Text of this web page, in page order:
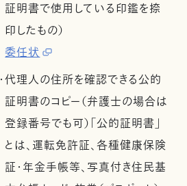
証明書で使用している印鑑を捺
印したもの）
委任状
・代理人の住所を確認できる公的
証明書のコピー（弁護士の場合は
登録番号でも可）「公的証明書」
とは、運転免許証、各種健康保険
証・年金手帳等、写真付き住民基